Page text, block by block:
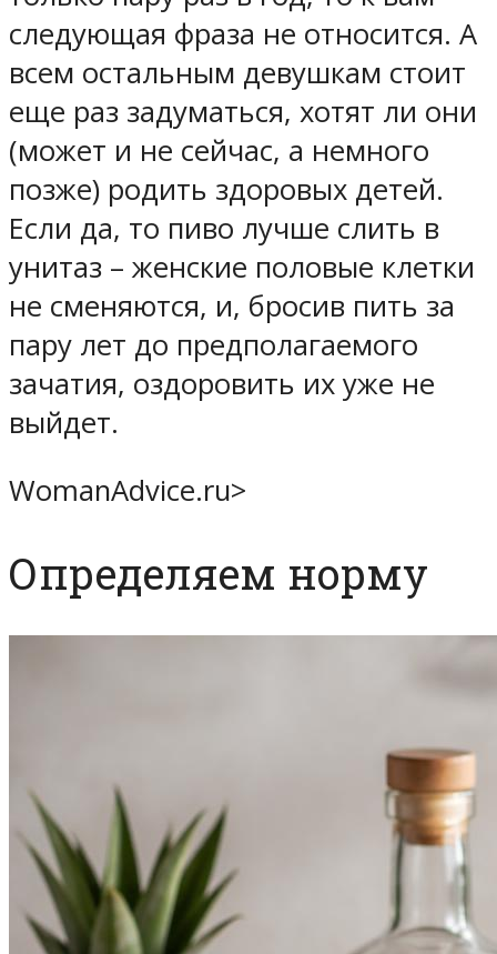
следующая фраза не относится. А
всем остальным девушкам стоит
еще раз задуматься, хотят ли они
(может и не сейчас, а немного
позже) родить здоровых детей.
Если да, то пиво лучше слить в
унитаз – женские половые клетки
не сменяются, и, бросив пить за
пару лет до предполагаемого
зачатия, оздоровить их уже не
выйдет.
WomanAdvice.ru‏>
Определяем норму